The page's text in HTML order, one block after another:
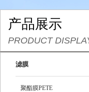
产品展示
PRODUCT
滤膜
聚酯膜PETE